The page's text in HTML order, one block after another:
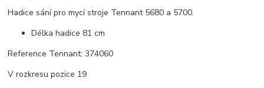
Hadice sání pro mycí stroje Tennant 5680 a 5700.
Délka hadice 81 cm
Reference Tennant: 374060
V rozkresu pozice 19